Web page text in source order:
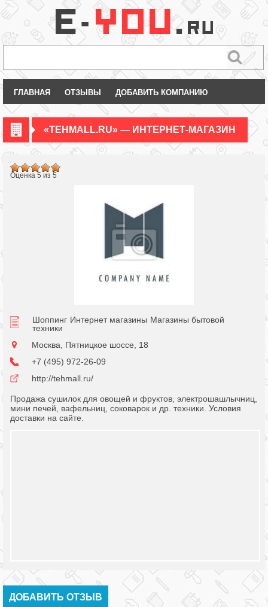
ГЛАВНАЯ ОТЗЫВЫ ДОБАВИТЬ КОМПАНИЮ
«TEHMALL.RU» — ИНТЕРНЕТ-МАГАЗИН
Оценка 5 из 5
Шоппинг Интернет магазины Магазины бытовой
техники
Москва, Пятницкое шоссе, 18
+7 (495) 972-26-09
http://tehmall.ru/
Продажа сушилок для овощей и фруктов, электрошашлычниц,
мини печей, вафельниц, соковарок и др. техники. Условия
доставки на сайте.
ДОБАВИТЬ ОТЗЫВ